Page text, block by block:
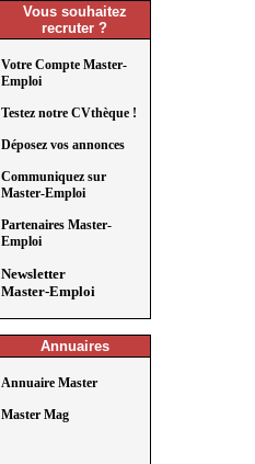
Vous souhaitez
recruter ?
Votre Compte Master-
Emploi
Testez notre CVthèque !
Déposez vos annonces
Communiquez sur
Master-Emploi
Partenaires Master-
Emploi
Newsletter
Master-Emploi
Annuaires
Annuaire Master
Master Mag